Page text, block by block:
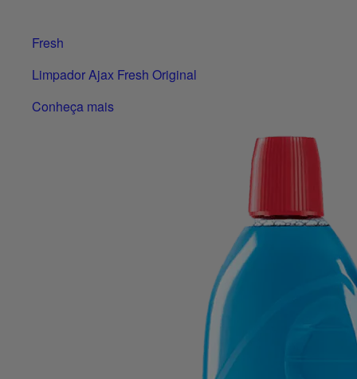
Fresh
Limpador Ajax Fresh Original
Conheça mais